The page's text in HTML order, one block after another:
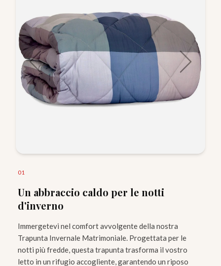
01
Un abbraccio caldo per le notti
d'inverno
Immergetevi nel comfort avvolgente della nostra
Trapunta Invernale Matrimoniale. Progettata per le
notti più fredde, questa trapunta trasforma il vostro
letto in un rifugio accogliente, garantendo un riposo